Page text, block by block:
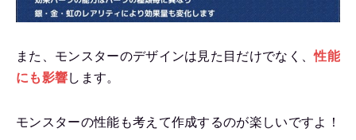
また、モンスターのデザインは見た目だけでなく、性能
にも影響します。
モンスターの性能も考えて作成するのが楽しいですよ！